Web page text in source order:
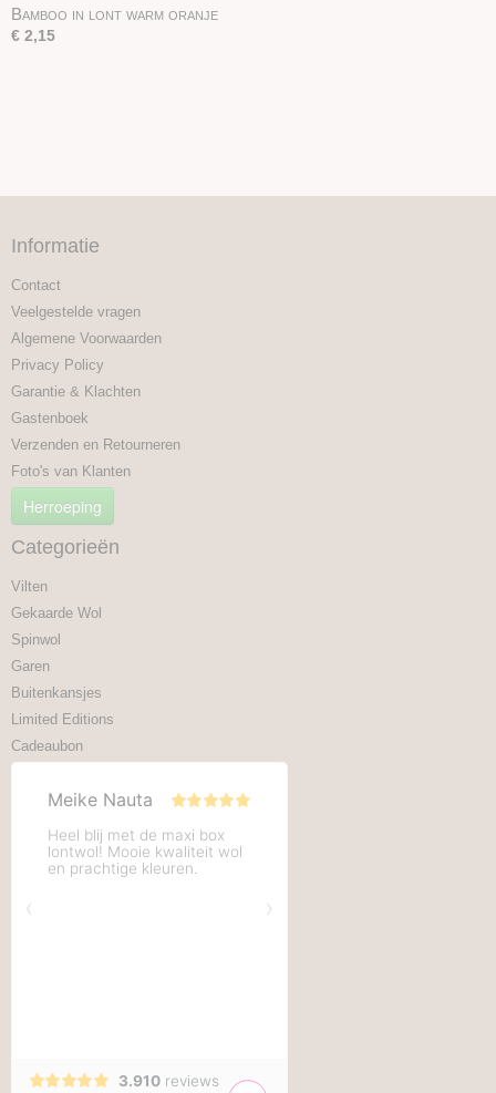
Bamboo in lont warm oranje
€ 2,15
Informatie
Contact
Veelgestelde vragen
Algemene Voorwaarden
Privacy Policy
Garantie & Klachten
Gastenboek
Verzenden en Retourneren
Foto's van Klanten
Herroeping
Categorieën
Vilten
Gekaarde Wol
Spinwol
Garen
Buitenkansjes
Limited Editions
Cadeaubon